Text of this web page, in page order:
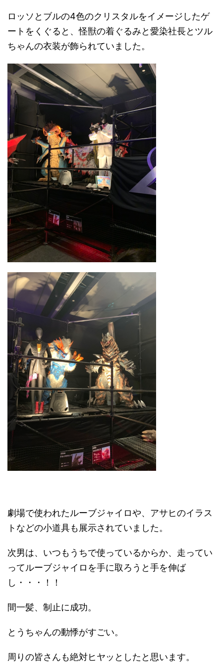
ロッソとブルの4色のクリスタルをイメージしたゲ
ートをくぐると、怪獣の着ぐるみと愛染社長とツル
ちゃんの衣装が飾られていました。
劇場で使われたルーブジャイロや、アサヒのイラス
トなどの小道具も展示されていました。
次男は、いつもうちで使っているからか、走ってい
ってルーブジャイロを手に取ろうと手を伸ば
し・・・！！
間一髪、制止に成功。
とうちゃんの動悸がすごい。
周りの皆さんも絶対ヒヤッとしたと思います。